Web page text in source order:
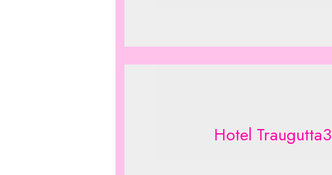
Hotel Traugutta3